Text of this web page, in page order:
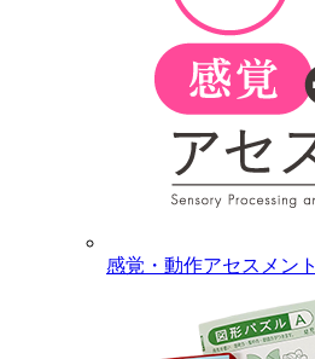
感覚・動作アセスメント